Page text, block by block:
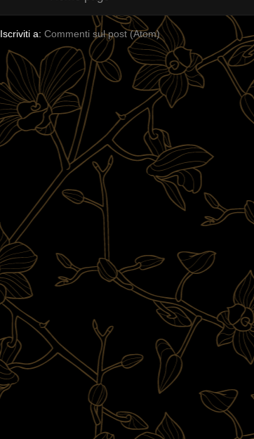
Iscriviti a: Commenti sul post (Atom)